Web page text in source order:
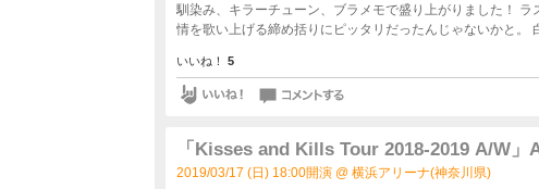
馴染み、キラーチューン、ブラメモで盛り上がりました！
情を歌い上げる締め括りにピッタリだったんじゃないかと
ホント、最高です！
いいね！ 5
「Kisses and Kills Tour 2018-2019 A/W
2019/03/17 (日) 18:00開演 @ 横浜アリーナ(神奈川県)